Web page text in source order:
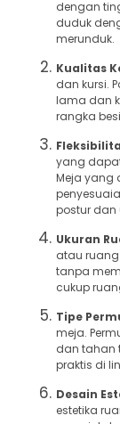
dengan
duduk
merunduk.
Kualitas
dan kursi.
lama dan
rangka
yang
Meja yang
postur dan
Ukuran
atau
tanpa
cukup
Tipe
meja.
dan tahan
praktis di
Desain
estetika